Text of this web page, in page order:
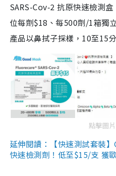
SARS-Cov-2 抗原快速檢測
位每劑$18、每500劑/1箱獨
產品以鼻拭子採樣，10至15
點擊圖
延伸閱讀：【快速測試套裝
快速檢測劑！低至$15/支 獲